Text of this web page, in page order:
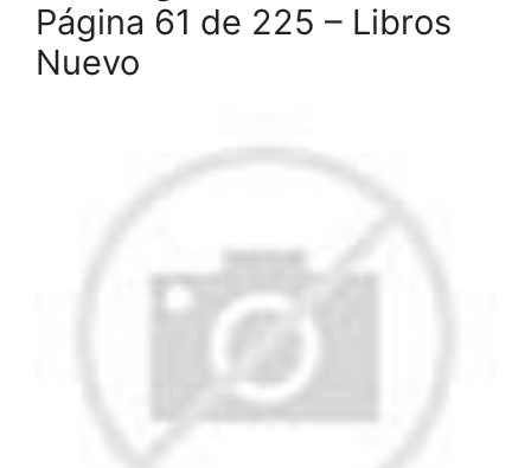
Página 61 de 225 – Libros
Nuevo